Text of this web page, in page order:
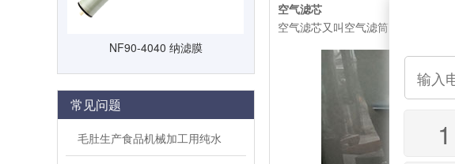
NF90-4040 纳滤膜
常见问题
毛肚生产食品机械加工用纯水
空气滤芯
空气滤芯又叫空气滤筒、空气滤清
1